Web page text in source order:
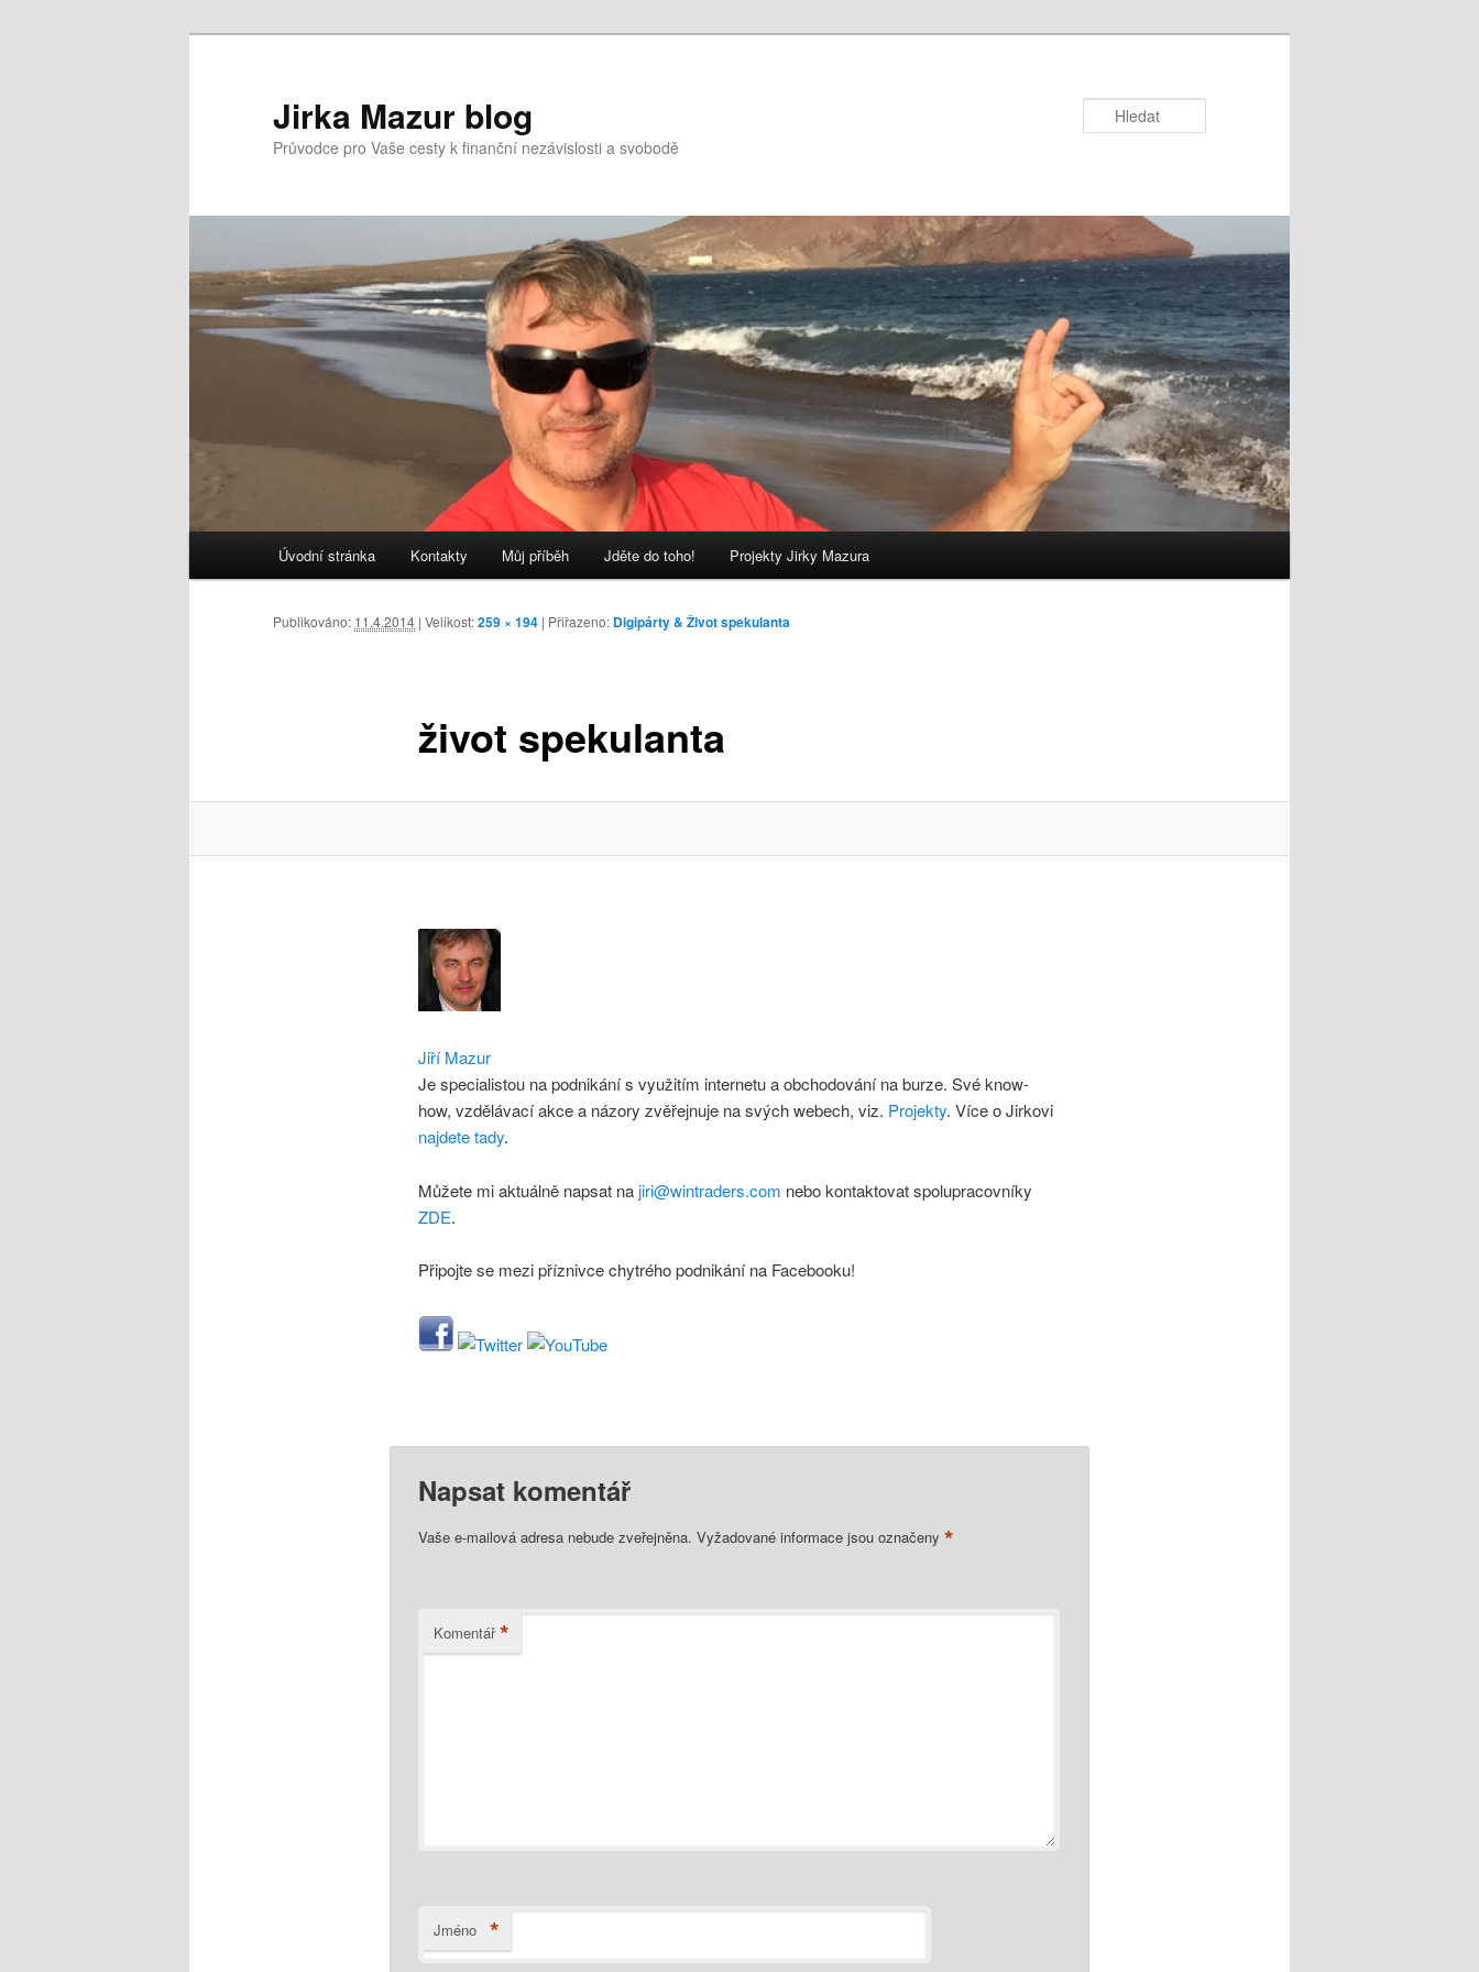
Jirka Mazur blog
Průvodce pro Vaše cesty k finanční nezávislosti a svobodě
Úvodní stránka Kontakty Můj příběh Jděte do toho! Projekty Jirky Mazura
život spekulanta
Publikováno: 11.4.2014 | Velikost:259 × 194 | Přiřazeno: Digipárty & Život spekulanta
Jiří Mazur
Je specialistou na podnikání s využitím internetu a obchodování na burze. Své know-
how, vzdělávací akce a názory zvěřejnuje na svých webech, viz. Projekty. Více o Jirkovi
najdete tady.
Můžete mi aktuálně napsat najiri@wintraders.com nebo kontaktovat spolupracovníky
ZDE.
Připojte se mezi příznivce chytrého podnikání na Facebooku!
Napsat komentář
Vaše e-mailová adresa nebude zveřejněna. Vyžadované informace jsou označeny *
Komentář *
Jméno *